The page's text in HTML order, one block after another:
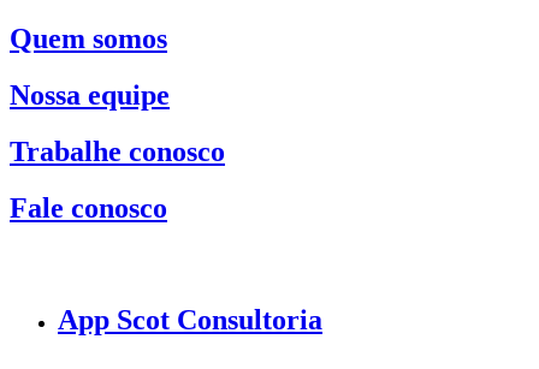
Quem somos
Nossa equipe
Trabalhe conosco
Fale conosco
App Scot Consultoria